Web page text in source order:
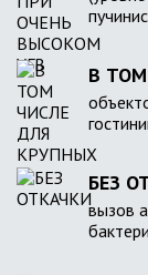
В
БЕЗ
вызов